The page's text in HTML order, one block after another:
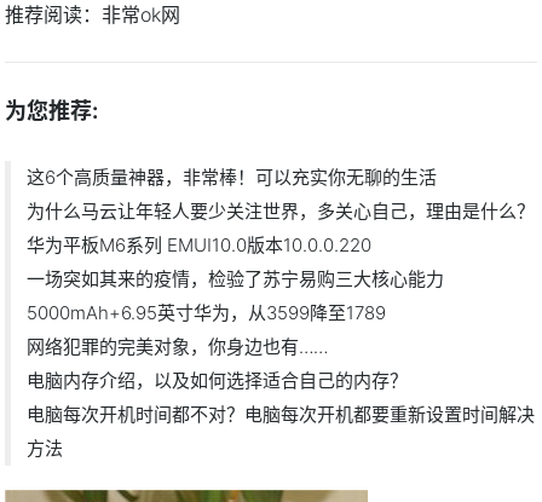
推荐阅读： 非常ok网
为您推荐:
这6个高质量神器，非常棒！可以充实你无聊的生活
为什么马云让年轻人要少关注世界，多关心自己，理由是什么？
华为平板M6系列 EMUI10.0版本10.0.0.220
一场突如其来的疫情，检验了苏宁易购三大核心能力
5000mAh+6.95英寸华为，从3599降至1789
网络犯罪的完美对象，你身边也有……
电脑内存介绍，以及如何选择适合自己的内存？
电脑每次开机时间都不对？电脑每次开机都要重新设置时间解决
方法